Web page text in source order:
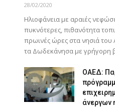
28/02/2020
Ηλιοφάνεια με αραιές
πυκνότερες, πιθανότητα
πρωινές ώρες στα νησιά του
τα Δωδεκάνησα με γρήγορη
ΟΑΕΔ:
άνεργων